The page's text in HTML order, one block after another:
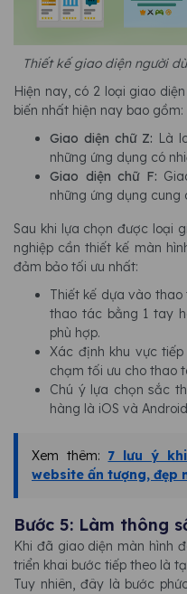
Thiết kế giao diện người
Hiện nay, có 2 loại giao
biến nhất hiện nay bao gồm:
Giao diện chữ Z: Là
những ứng dụng có
Giao diện chữ F:
những ứng dụng cung
Sau khi lựa chọn được loại
nghiệp cần thiết kế màn
đảm bảo tối ưu nhất:
Thiết kế dựa vào
thao tác bằng 1 tay
phù hợp.
Xác định khu vực
chạm tối ưu cho thao
Chú ý lựa chọn sắc
hàng là iOS và
Xem thêm: 7 lưu ý
website ấn tượng, đẹp
Bước 5: Làm thông
Khi đã giao diện màn hình
triển khai bước tiếp theo là
Tuy nhiên, đây là bước